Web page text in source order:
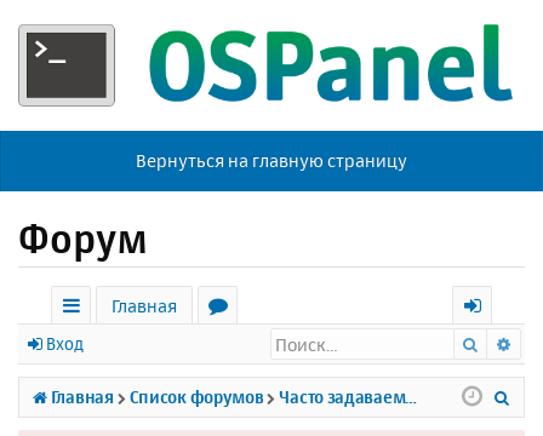
Вернуться на главную страницу
Форум
с
ы
л
Главная
р
у
х
о
д
Вход Поиск
Главная Список форумов Часто задаваемые вопросы